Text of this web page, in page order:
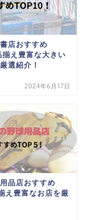
店おすすめ
え豊富な大きい
選紹介！
2024年6月17日
品店おすすめ
え豊富なお店を厳